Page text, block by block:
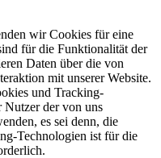
wir Cookies für eine
für die Funktionalität der
Daten über die von
mit unserer Website.
und Tracking-
der von uns
es sei denn, die
Technologien ist für die